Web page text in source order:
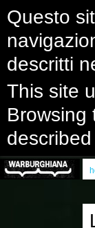
Questo
descritti
This site
Browsing